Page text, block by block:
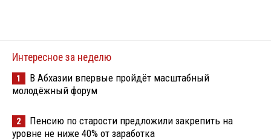
Интересное за неделю
1
В Абхазии впервые пройдёт масштабный
молодёжный форум
2
Пенсию по старости предложили закрепить на
уровне не ниже 40% от заработка